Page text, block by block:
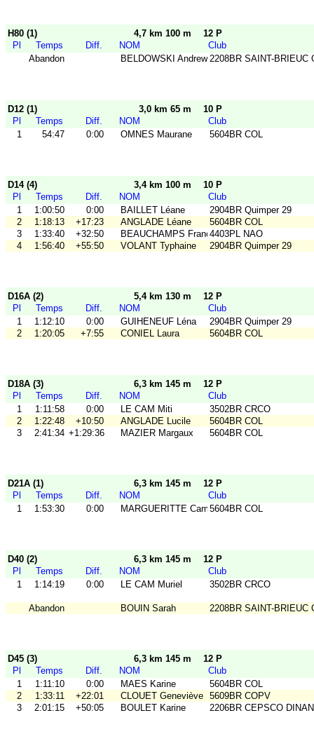
H80 (1) 4,7 km 100 m
12 P
Pl
Temps Diff. NOM
Club
Abandon
BELDOWSKI Andrew 2208BR SAINT-BRIEUC
D12 (1) 3,0 km 65 m
10 P
Pl
Temps Diff. NOM
Club
1
54:47 0:00 OMNES Maurane 5604BR COL
D14 (4) 3,4 km 100 m
10 P
Pl
Temps Diff. NOM
Club
1
1:00:50 0:00 BAILLET Léane
2904BR Quimper 29
2
1:18:13 +17:23 ANGLADE Léane
5604BR COL
3
1:33:40 +32:50 BEAUCHAMPS France4403PL NAO
4
1:56:40 +55:50 VOLANT Typhaine 2904BR Quimper 29
D16A (2) 5,4 km 130 m
12 P
Pl
Temps Diff. NOM
Club
1
1:12:10 0:00 GUIHENEUF Léna
2904BR Quimper 29
2
1:20:05 +7:55 CONIEL Laura 5604BR COL
D18A (3) 6,3 km 145 m
12 P
Pl
Temps Diff. NOM
Club
1
1:11:58 0:00 LE CAM Miti
3502BR CRCO
2
1:22:48 +10:50 ANGLADE Lucile
5604BR COL
3
2:41:34 +1:29:36 MAZIER Margaux 5604BR COL
D21A (1) 6,3 km 145 m
12 P
Pl
Temps Diff. NOM
Club
1
1:53:30 0:00 MARGUERITTE Camille5604BR COL
D40 (2) 6,3 km 145 m
12 P
Pl
Temps Diff. NOM
Club
1
1:14:19 0:00 LE CAM Muriel 3502BR CRCO
Abandon BOUIN Sarah 2208BR SAINT-BRIEUC
D45 (3) 6,3 km 145 m
12 P
Pl
Temps Diff. NOM
Club
1
1:11:10 0:00 MAES Karine
5604BR COL
2
1:33:11 +22:01 CLOUET Geneviève 5609BR COPV
3
2:01:15 +50:05 BOULET Karine 2206BR CEPSCO DINAN